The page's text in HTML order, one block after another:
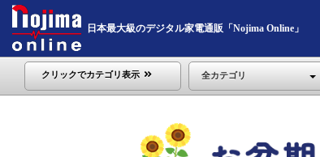
日本最大級のデジタル家電通販「Nojima Online」
クリックでカテゴリ表示 全カテゴリ